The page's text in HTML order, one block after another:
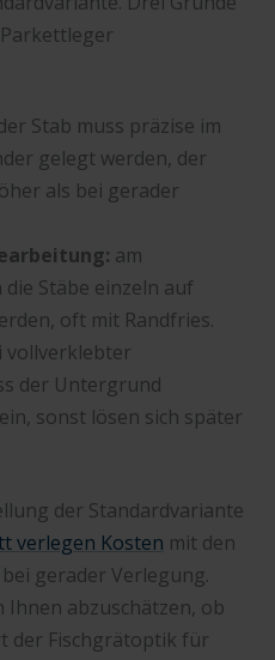
Stab muss präzise im
gelegt werden, der
als bei gerader
am
Stäbe einzeln auf
oft mit Randfries.
vollverklebter
der Untergrund
sonst lösen sich später
der Standardvariante
verlegen Kosten mit den
gerader Verlegung.
Ihnen abzuschätzen, ob
der Fischgrätoptik für